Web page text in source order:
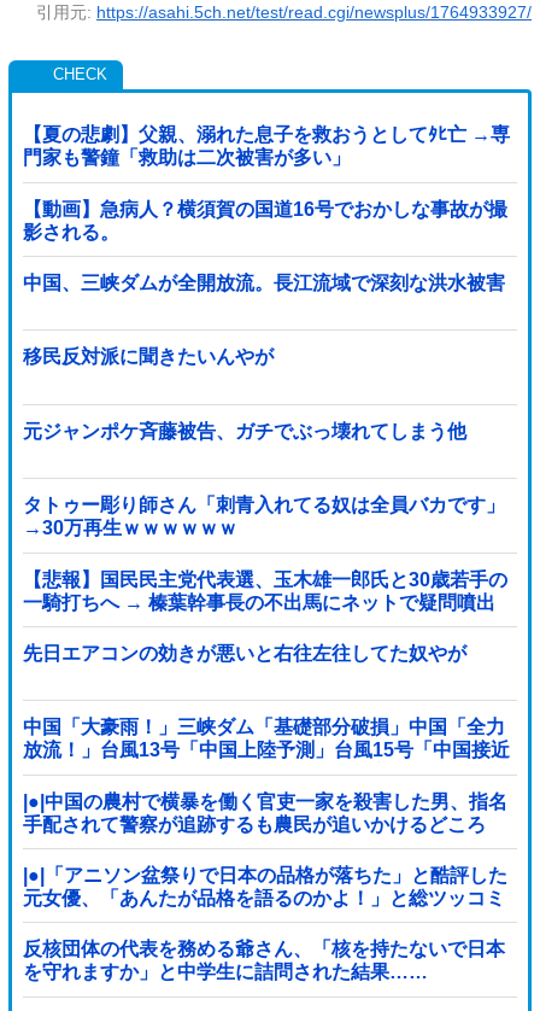
引用元: https://asahi.5ch.net/test/read.cgi/newsplus/1764933927/
【夏の悲劇】父親、溺れた息子を救おうとしてﾀﾋ亡 →専
門家も警鐘「救助は二次被害が多い」
【動画】急病人？横須賀の国道16号でおかしな事故が撮
影される。
中国、三峡ダムが全開放流。長江流域で深刻な洪水被害
移民反対派に聞きたいんやが
元ジャンポケ斉藤被告、ガチでぶっ壊れてしまう他
タトゥー彫り師さん「刺青入れてる奴は全員バカです」
→30万再生ｗｗｗｗｗｗ
【悲報】国民民主党代表選、玉木雄一郎氏と30歳若手の
一騎打ちへ → 榛葉幹事長の不出馬にネットで疑問噴出
ｗｗｗｗｗｗｗｗｗｗｗｗｗｗｗ
先日エアコンの効きが悪いと右往左往してた奴やが
中国「大豪雨！」三峡ダム「基礎部分破損」中国「全力
放流！」台風13号「中国上陸予測」台風15号「中国接近
（画像」中国「台風同時上陸！（穀物生産が壊滅危機」
→
|●|中国の農村で横暴を働く官吏一家を殺害した男、指名
手配されて警察が追跡するも農民が追いかけるどころ
か……
|●|「アニソン盆祭りで日本の品格が落ちた」と酷評した
元女優、「あんたが品格を語るのかよ！」と総ツッコミ
を食らってしまい……
反核団体の代表を務める爺さん、「核を持たないで日本
を守れますか」と中学生に詰問された結果……